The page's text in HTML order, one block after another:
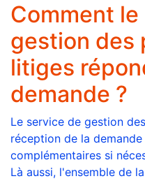
Comment
gestion des
litiges
demande ?
Le service de gestion
réception de la
complémentaires si
Là aussi, l'ensemble de